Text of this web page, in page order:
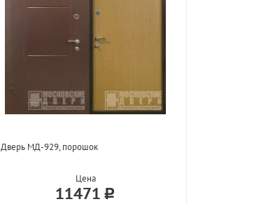
Дверь МД-929, порошок
Цена
11471